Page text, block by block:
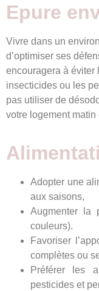
Epure
Vivre dans un
d’optimiser ses
encouragera à éviter
insecticides ou les
pas utiliser de
votre logement
Adopter une
aux saisons,
Augmenter la
couleurs).
Favoriser
complètes ou
Préférer les
pesticides et